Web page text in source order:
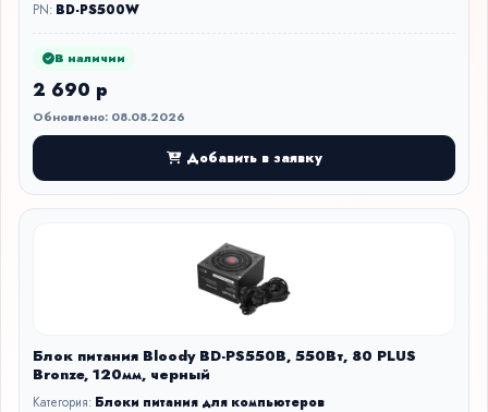
PN: BD-PS500W
В наличии
2 690 р
Обновлено: 08.08.2026
Добавить в заявку
Блок питания Bloody BD-PS550B, 550Вт, 80 PLUS
Bronze, 120мм, черный
Категория: Блоки питания для компьютеров